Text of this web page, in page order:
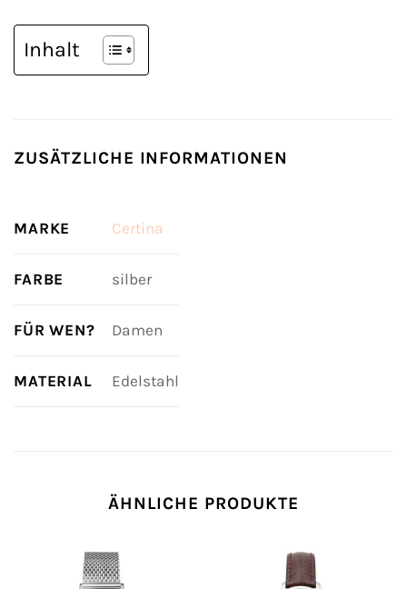
Inhalt
ZUSÄTZLICHE INFORMATIONEN
MARKE Certina
FARBE silber
FÜR WEN? Damen
MATERIAL Edelstahl
ÄHNLICHE PRODUKTE